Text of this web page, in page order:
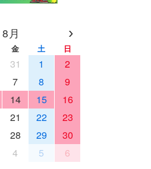
月 ›
金 土 日
31 1
2
7 8
9
14 15
16
21 22
23
28 29
30
4 5 6